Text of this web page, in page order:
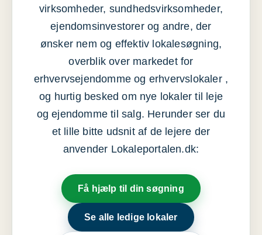
virksomheder, sundhedsvirksomheder,
ejendomsinvestorer og andre, der
ønsker nem og effektiv lokalesøgning,
overblik over markedet for
erhvervsejendomme og erhvervslokaler ,
og hurtig besked om nye lokaler til leje
og ejendomme til salg. Herunder ser du
et lille bitte udsnit af de lejere der
anvender Lokaleportalen.dk:
Få hjælp til din søgning
Se alle ledige lokaler